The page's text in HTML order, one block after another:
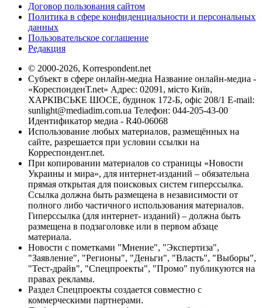
Договор пользования сайтом
Политика в сфере конфиденциальности и персональных
данных
Пользовательское соглашение
Редакция
© 2000-2026, Korrespondent.net
Субъект в сфере онлайн-медиа Название онлайн-медиа -
«КореспонденТ.net» Адрес: 02091, місто Київ,
ХАРКІВСЬКЕ ШОСЕ, будинок 172-Б, офіс 208/1 E-mail:
sunlight@mediadim.com.ua Телефон: 044-205-43-00
Идентификатор медиа - R40-06068
Использование любых материалов, размещённых на
сайте, разрешается при условии ссылки на
Корреспондент.net.
При копировании материалов со страницы «Новости
Украины и мира», для интернет-изданий – обязательна
прямая открытая для поисковых систем гиперссылка.
Ссылка должна быть размещена в независимости от
полного либо частичного использования материалов.
Гиперссылка (для интернет- изданий) – должна быть
размещена в подзаголовке или в первом абзаце
материала.
Новости с пометками "Мнение", "Экспертиза",
"Заявление", "Регионы", "Деньги", "Власть", "Выборы",
"Тест-драйв", "Спецпроекты", "Промо" публикуются на
правах рекламы.
Раздел Спецпроекты создается совместно с
коммерческими партнерами.